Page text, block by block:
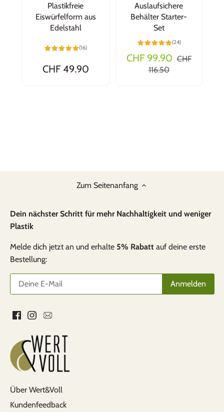
Plastikfreie
Eiswürfelform aus
Edelstahl
(16)
CHF 49.90
Auslaufsichere
Behälter Starter-
Set
(24)
CHF 99.90 CHF
116.50
Zum Seitenanfang
Dein nächster Schritt für mehr Nachhaltigkeit und weniger
Plastik
Melde dich jetzt an und erhalte 5% Rabatt auf deine erste
Bestellung:
Über Wert&Voll
Kundenfeedback